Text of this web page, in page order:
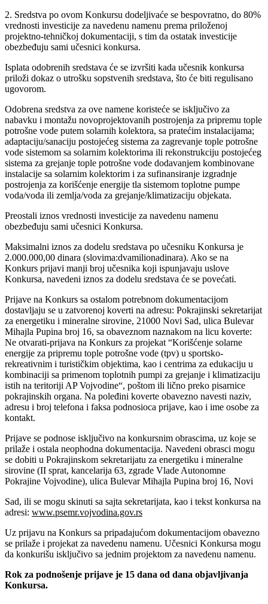
2. Sredstva po ovom Konkursu dodeljivaće se bespovratno, do 80%
vrednosti investicije za navedenu namenu prema priloženoj
projektno-tehničkoj dokumentaciji, s tim da ostatak investicije
obezbeđuju sami učesnici konkursa.
Isplata odobrenih sredstava će se izvršiti kada učesnik konkursa
priloži dokaz o utrošku sopstvenih sredstava, što će biti regulisano
ugovorom.
Odobrena sredstva za ove namene koristeće se isključivo za
nabavku i montažu novoprojektovanih postrojenja za pripremu tople
potrošne vode putem solarnih kolektora, sa pratećim instalacijama;
adaptaciju/sanaciju postojećeg sistema za zagrevanje tople potrošne
vode sistemom sa solarnim kolektorima ili rekonstrukciju postojećeg
sistema za grejanje tople potrošne vode dodavanjem kombinovane
instalacije sa solarnim kolektorim i za sufinansiranje izgradnje
postrojenja za korišćenje energije tla sistemom toplotne pumpe
voda/voda ili zemlja/voda za grejanje/klimatizaciju objekata.
Preostali iznos vrednosti investicije za navedenu namenu
obezbeđuju sami učesnici Konkursa.
Maksimalni iznos za dodelu sredstava po učesniku Konkursa je
2.000.000,00 dinara (slovima:dvamilionadinara). Ako se na
Konkurs prijavi manji broj učesnika koji ispunjavaju uslove
Konkursa, navedeni iznos za dodelu sredstava će se povećati.
Prijave na Konkurs sa ostalom potrebnom dokumentacijom
dostavljaju se u zatvorenoj koverti na adresu: Pokrajinski sekretarijat
za energetiku i mineralne sirovine, 21000 Novi Sad, ulica Bulevar
Mihajla Pupina broj 16, sa obaveznom naznakom na licu koverte:
Ne otvarati-prijava na Konkurs za projekat “Korišćenje solarne
energije za pripremu tople potrošne vode (tpv) u sportsko-
rekreativnim i turističkim objektima, kao i centrima za edukaciju u
kombinaciji sa primenom toplotnih pumpi za grejanje i klimatizaciju
istih na teritoriji AP Vojvodine“, poštom ili lično preko pisarnice
pokrajinskih organa. Na poleđini koverte obavezno navesti naziv,
adresu i broj telefona i faksa podnosioca prijave, kao i ime osobe za
kontakt.
Prijave se podnose isključivo na konkursnim obrascima, uz koje se
prilaže i ostala neophodna dokumentacija. Navedeni obrasci mogu
se dobiti u Pokrajinskom sekretarijatu za energetiku i mineralne
sirovine (II sprat, kancelarija 63, zgrade Vlade Autonomne
Pokrajine Vojvodine), ulica Bulevar Mihajla Pupina broj 16, Novi
Sad, ili se mogu skinuti sa sajta sekretarijata, kao i tekst konkursa na
adresi: www.psemr.vojvodina.gov.rs
Uz prijavu na Konkurs sa pripadajućom dokumentacijom obavezno
se prilaže i projekat za navedenu namenu. Učesnici Konkursa mogu
da konkurišu isključivo sa jednim projektom za navedenu namenu.
Rok za podnošenje prijave je 15 dana od dana objavljivanja
Konkursa.